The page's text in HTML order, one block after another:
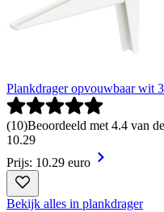
Plankdrager opvouwbaar wit
(10)Beoordeeld met 4.4 van
10.29
Prijs: 10.29 euro
Bekijk alles in plankdrager